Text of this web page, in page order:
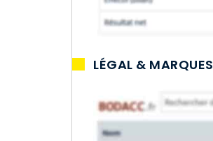
LÉGAL & MARQUES